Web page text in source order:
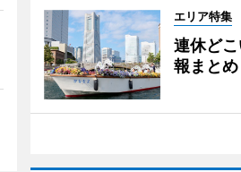
エリア特集
連休ど
報まとめ